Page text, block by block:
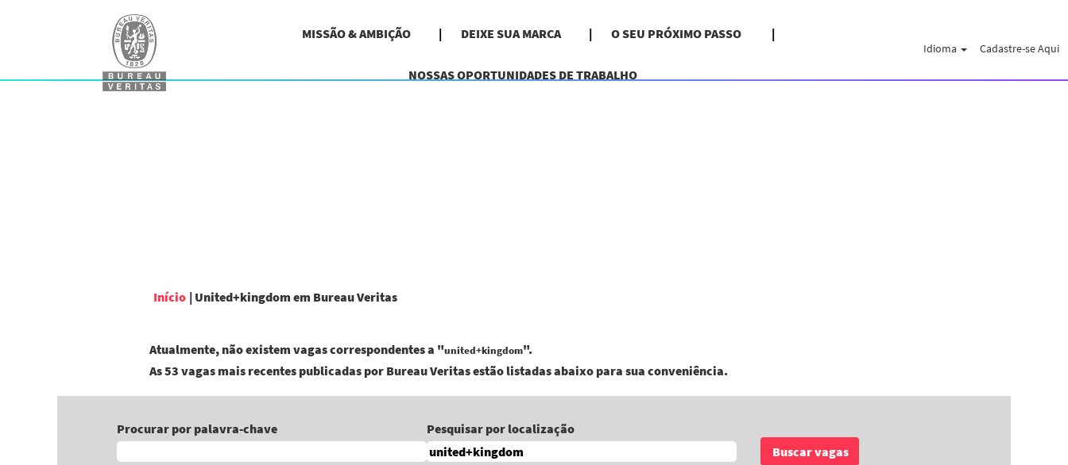
MISSÃO & AMBIÇÃO DEIXE SUA MARCA O SEU PRÓXIMO PASSO
NOSSAS OPORTUNIDADES DE TRABALHO
Idioma Cadastre-se Aqui
Início | United+kingdom em Bureau Veritas(página
Atualmente, não existem vagas correspondentes a "united+kingdom".
As 53 vagas mais recentes publicadas por Bureau Veritas estão listadas abaixo para sua conveniência.
Procurar por palavra-chave Pesquisar por localização